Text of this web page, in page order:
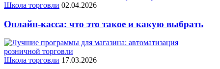
Школа торговли 02.04.2026
Онлайн-касса: что это такое и какую выбрать
Школа торговли 17.03.2026